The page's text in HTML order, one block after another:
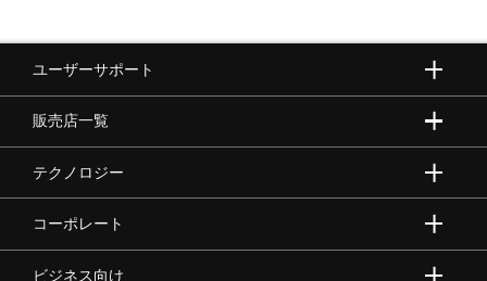
ユーザーサポート
販売店一覧
テクノロジー
コーポレート
ビジネス向け